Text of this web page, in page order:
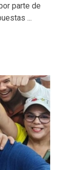
parte de
...